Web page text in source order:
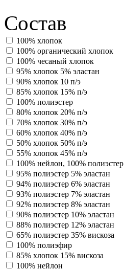
Состав
100% хлопок
100% органический хлопок
100% чесаный хлопок
95% хлопок 5% эластан
90% хлопок 10 п/э
85% хлопок 15% п/э
100% полиэстер
80% хлопок 20% п/э
70% хлопок 30% п/э
60% хлопок 40% п/э
50% хлопок 50% п/э
55% хлопок 45% п/э
100% нейлон, 100% полиэстер
95% полиэстер 5% эластан
94% полиэстер 6% эластан
93% полиэстер 7% эластан
92% полиэстер 8% эластан
90% полиэстер 10% эластан
88% полиэстер 12% эластан
65% полиэстер 35% вискоза
100% полиэфир
85% хлопок 15% вискоза
100% нейлон